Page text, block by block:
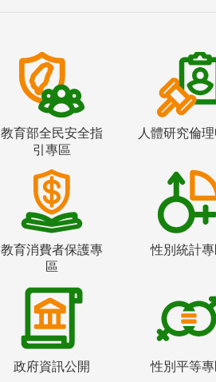
教育部全民安全指
引專區
人體研究倫
教育消費者保護專
區
性別統計專
政府資訊公開 性別平等專